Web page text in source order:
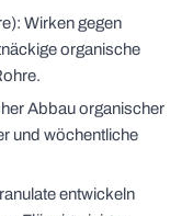
Wirken gegen
organische
Abbau organischer
und wöchentliche
entwickeln